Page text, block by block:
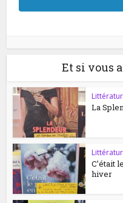
Et si vous
La
C’était
hiver